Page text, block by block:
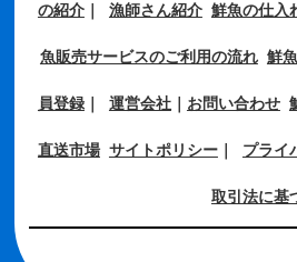
の紹介｜ 漁師さん紹介 鮮魚の仕入
魚販売サービスのご利用の流れ 鮮
員登録｜ 運営会社｜ お問い合わせ
直送市場 サイトポリシー｜ プライ
取引法に基